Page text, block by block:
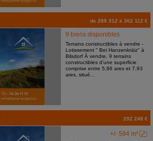
de 288 312 à 362 112 €
9 biens disponibles
Terrains constructibles à vendre -
Lotissement " Bei Hanzenkräiz" à
Bilsdorf À vendre, 9 terrains
constructibles d'une superficie
comprise entre 5,86 ares et 7,93
ares, situé...
292 248 €
+/- 594 m²